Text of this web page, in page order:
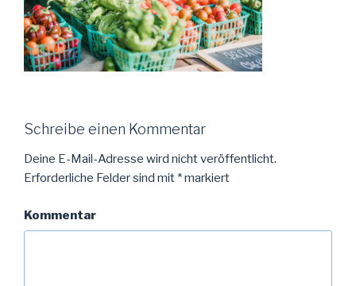
Schreibe einen Kommentar
Deine E-Mail-Adresse wird nicht veröffentlicht.
Erforderliche Felder sind mit *markiert
Kommentar